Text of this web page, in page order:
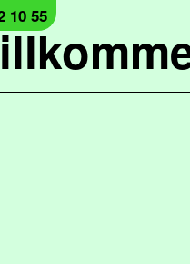
10 55